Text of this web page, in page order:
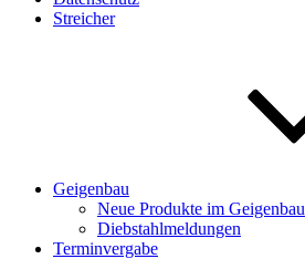
Streicher
Geigenbau
Neue Produkte im Geigenbau
Diebstahlmeldungen
Terminvergabe